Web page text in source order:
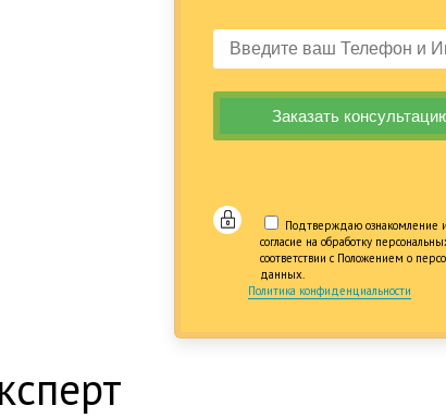
Подтверждаю ознакомление
согласие на обработку
соответствии с Положением о
данных.
Политика конфиденциальности